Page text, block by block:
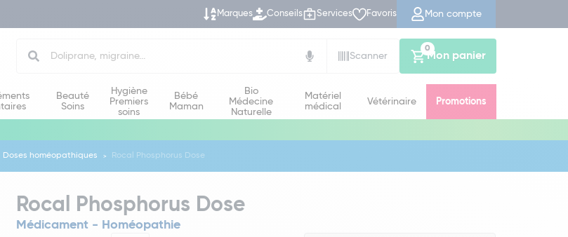
Marques Conseils Services Favoris Mon compte
Scanner
Mon panier
0
Beauté
Soins
Hygiène
Premiers
soins
Bébé
Maman
Bio
Médecine
Naturelle
Matériel
médical
Vétérinaire Promotions
Doses homéopathiques Rocal Phosphorus Dose
Rocal Phosphorus Dose
Médicament - Homéopathie